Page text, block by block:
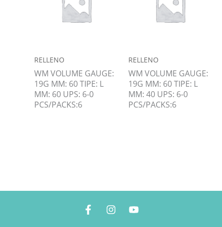
RELLENO
WM VOLUME GAUGE:
19G MM: 60 TIPE: L
MM: 60 UPS: 6-0
PCS/PACKS:6
RELLENO
WM VOLUME GAUGE:
19G MM: 60 TIPE: L
MM: 40 UPS: 6-0
PCS/PACKS:6